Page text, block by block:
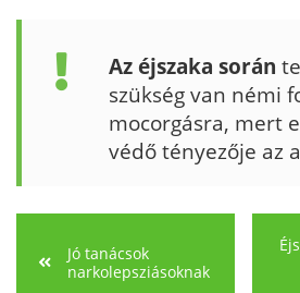
Az éjszaka során
szükség van némi
mocorgásra, mert
védő tényezője az
Jó tanácsok
narkolepsziásoknak